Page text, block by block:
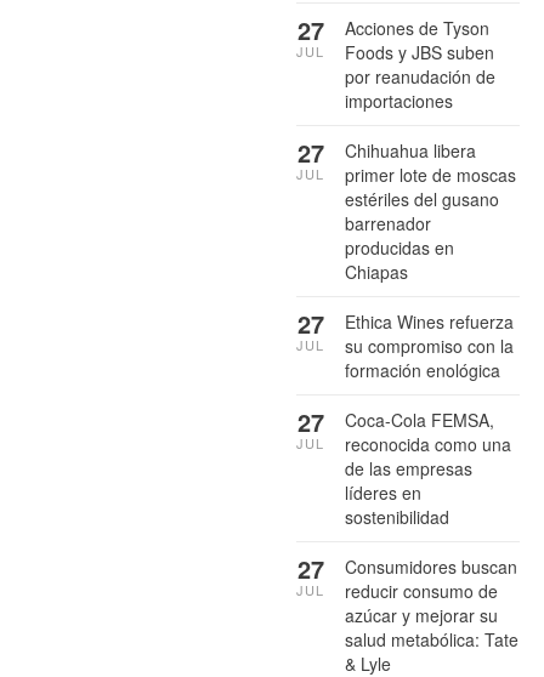
Acciones de Tyson
Foods y JBS suben
por reanudación de
importaciones
27
JUL
Chihuahua libera
primer lote de moscas
estériles del gusano
barrenador
producidas en
Chiapas
27
JUL
Ethica Wines refuerza
su compromiso con la
formación enológica
27
JUL
Coca-Cola FEMSA,
reconocida como una
de las empresas
líderes en
sostenibilidad
27
JUL
Consumidores buscan
reducir consumo de
azúcar y mejorar su
salud metabólica: Tate
& Lyle
27
JUL